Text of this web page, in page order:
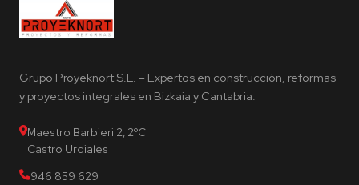
Grupo Proyeknort S.L. – Expertos en construcción, reformas
y proyectos integrales en Bizkaia y Cantabria.
Maestro Barbieri 2, 2ºC
Castro Urdiales
946 859 629